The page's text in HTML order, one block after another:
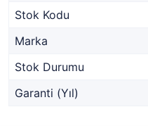
Stok Kodu
Marka
Stok Durumu
Garanti (Yıl)